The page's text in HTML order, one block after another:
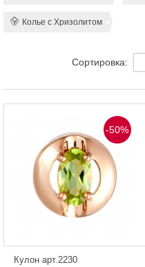
Колье с Хризолитом
Сортировка:
-50%
Кулон арт.2230